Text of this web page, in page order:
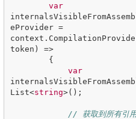
var
eProvider =
context .
token )
=>
{
var
List<string>();
// 获取到所有引